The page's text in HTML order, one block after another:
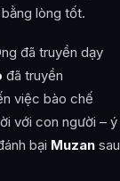
lòng tốt.
đã truyền dạy
đã truyền
việc bào chế
với con người – ý
bại Muzan sau